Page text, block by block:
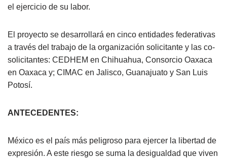
el ejercicio de su labor.
El proyecto se desarrollará en cinco entidades federativas
a través del trabajo de la organización solicitante y las co-
solicitantes: CEDHEM en Chihuahua, Consorcio Oaxaca
en Oaxaca y; CIMAC en Jalisco, Guanajuato y San Luis
Potosí.
ANTECEDENTES:
México es el país más peligroso para ejercer la libertad de
expresión. A este riesgo se suma la desigualdad que viven